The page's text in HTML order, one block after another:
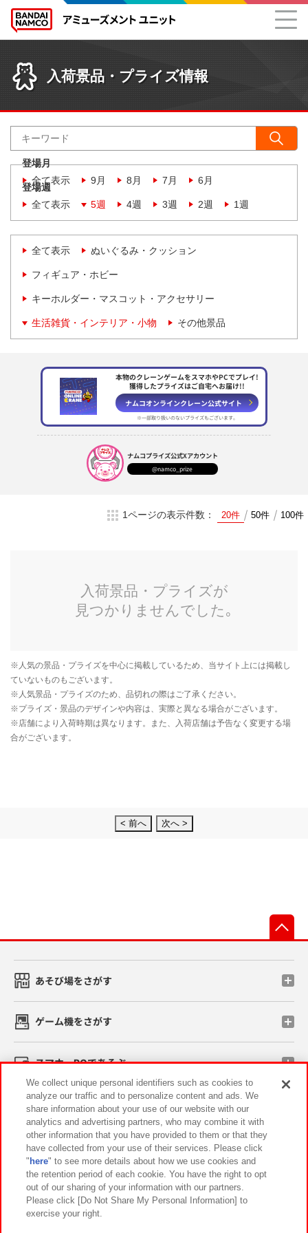
入荷景品・プライズ情報
登場月
全て表示
9月 8月 7月 6月
登場週
全て表示
5週 4週 3週 2週 1週
全て表示 ぬいぐるみ・クッション
フィギュア・ホビー
キーホルダー・マスコット・アクセサリー
生活雑貨・インテリア・小物 その他景品
本物のクレーンゲームをスマホやPCでプレイ!
獲得したプライズはご自宅へお届け!!
ナムコオンラインクレーン公式サイト
※一部取り扱いのないプライズもございます。
ナムコプライズ公式Xアカウント
@namco_prize
1ページの表示件数： 20件 50件 100件
< 前へ 次へ >
あそび場をさがす
ゲーム機をさがす
スマホ・PCであそぶ
イベント・キャンペーン
関連会社 サステナビリティ サイトポリシー
プライバシーポリシー ウェブアクセシビリティ方針と検証結果
お取引先さまとともに
We collect unique personal identifiers such as cookies to
analyze our traffic and to personalize content and ads. We
share information about your use of our website with our
analytics and advertising partners, who may combine it with
other information that you have provided to them or that they
have collected from your use of their services. Please click
" here" to see more details about how we use cookies and
the retention period of each cookie. You have the right to opt
out of our sharing of your information with our partners.
Please click [Do Not Share My Personal Information] to
exercise your right.